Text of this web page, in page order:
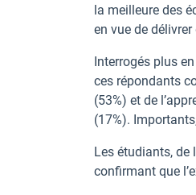
la meilleure des
en vue de
Interrogés plus
ces répondants
(53%) et de
(17%).
Les étudiants, de
confirmant que